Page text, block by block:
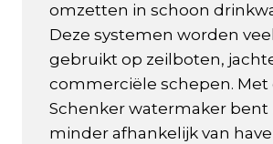
omzetten in schoon
Deze systemen worden veel
gebruikt op zeilboten,
commerciële schepen. Met
Schenker watermaker bent
minder afhankelijk van